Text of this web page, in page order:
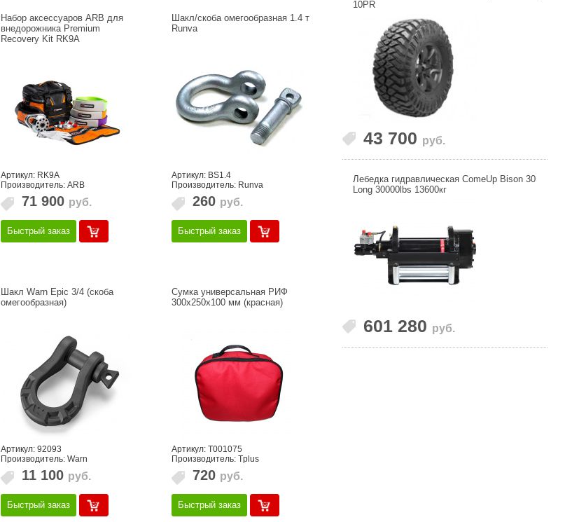
Набор аксессуаров ARB для
внедорожника Premium
Recovery Kit RK9A
Артикул: RK9A
Производитель: ARB
71 900 руб.
Быстрый заказ
Шакл/скоба омегообразная 1.4 т
Runva
Артикул: BS1.4
Производитель: Runva
260 руб.
Быстрый заказ
Шакл Warn Epic 3/4 (скоба
омегообразная)
Артикул: 92093
Производитель: Warn
11 100 руб.
Быстрый заказ
Сумка универсальная РИФ
300х250х100 мм (красная)
Артикул: Т001075
Производитель: Tplus
720 руб.
Быстрый заказ
10PR
43 700 руб.
Лебедка гидравлическая ComeUp Bison 30
Long 30000lbs 13600кг
601 280 руб.